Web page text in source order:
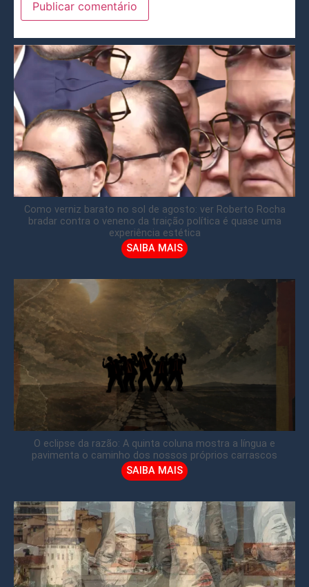
Como verniz barato no sol de agosto: ver Roberto Rocha
bradar contra o veneno da traição política é quase uma
experiência estética
SAIBA MAIS
O eclipse da razão: A quinta coluna mostra a língua e
pavimenta o caminho dos nossos próprios carrascos
SAIBA MAIS